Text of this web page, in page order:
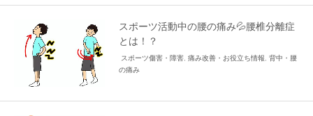
スポーツ活動中の腰の痛み💦腰椎分離症
とは！？
スポーツ傷害・障害 痛み改善・お役立ち情報
背中・腰
の痛み